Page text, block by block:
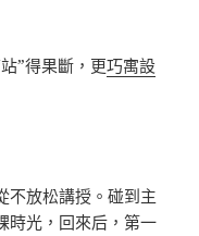
”得果斷，更巧寓設
不放松講授。碰到主
時光，回來后，第一